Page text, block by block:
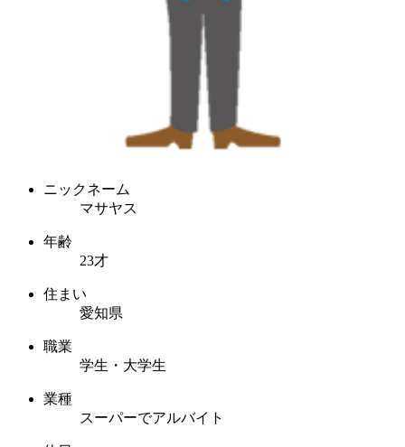
ニックネーム
マサヤス
年齢
23才
住まい
愛知県
職業
学生・大学生
業種
スーパーでアルバイト